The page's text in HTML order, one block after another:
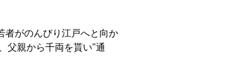
者がのんびり江戸へと向か
父親から千両を貰い"通